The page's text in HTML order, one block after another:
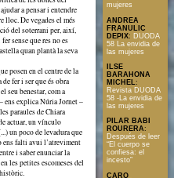
a pensar i entendre
lloc. De vegades el més
del soterrani per, així,
sense que res no es
quan plantà la seva
posen en el centre de la
fer i ser que és obra
seu benestar, com a
ens explica Núria Jornet –
paraules de Chiara
actuar, un vínculo
un poco de levadura que
ens falti avui l’atreviment
i saber enunciar la
les petites escomeses del
mujeres
ANDREA
FRANULIC
DEPIX: DUODA
58 La envidia de
las mujeres
ILSE
BARAHONA
MICHEL:
Revista DUODA
58 -La envidia de
las mujeres
PILAR BABI
ROURERA:
Después de leer
“El cuerpo se
confiesa: el
incesto”
CARO